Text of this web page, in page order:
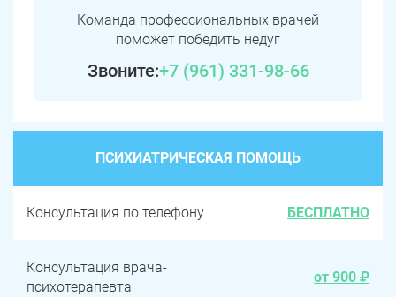
Команда профессиональных врачей
поможет победить недуг
Звоните:+7 (961) 331-98-66
ПСИХИАТРИЧЕСКАЯ ПОМОЩЬ
Консультация по телефону БЕСПЛАТНО
Консультация врача-
психотерапевта
от 900 ₽